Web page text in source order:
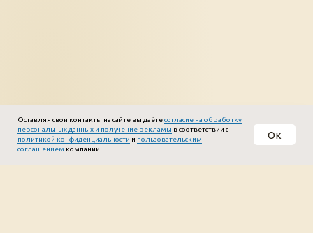
Оставляя свои контакты на сайте вы даётесогласие на обработку
персональных данных и получение рекламы в соответствии с
политикой конфиденциальности и пользовательским
соглашением компании
Ок